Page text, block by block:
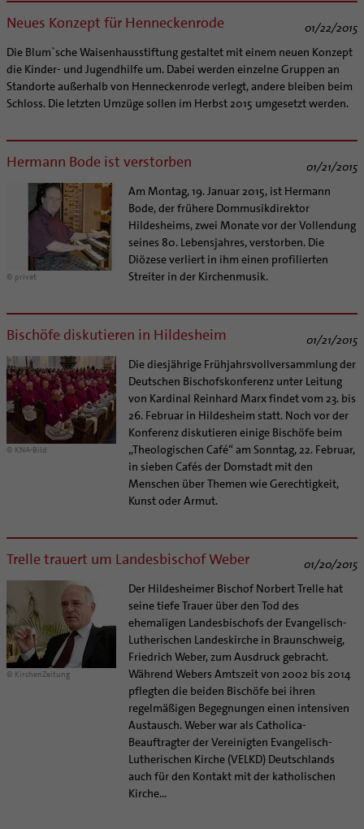
Ehe - Familie - Geschlechtergerechtigkeit
Notfall
Polizei- und Feuerwehr
Schule
Veranstaltungen
Supervision
Coaching
Aufbrüche in der Kirche
Ehrenamtliche
KirchenZeitung online
Neues Konzept für Henneckenrode
01/22/2015
Die Blum`sche Waisenhausstiftung gestaltet mit einem neuen Konzept
die Kinder- und Jugendhilfe um. Dabei werden einzelne Gruppen an
Standorte außerhalb von Henneckenrode verlegt, andere bleiben beim
Schloss. Die letzten Umzüge sollen im Herbst 2015 umgesetzt werden.
Hermann Bode ist verstorben 01/21/2015
© privat
Am Montag, 19. Januar 2015, ist Hermann
Bode, der frühere Dommusikdirektor
Hildesheims, zwei Monate vor der Vollendung
seines 80. Lebensjahres, verstorben. Die
Diözese verliert in ihm einen profilierten
Streiter in der Kirchenmusik.
Bischöfe diskutieren in Hildesheim 01/21/2015
© KNA-Bild
Die diesjährige Frühjahrsvollversammlung der
Deutschen Bischofskonferenz unter Leitung
von Kardinal Reinhard Marx findet vom 23. bis
26. Februar in Hildesheim statt. Noch vor der
Konferenz diskutieren einige Bischöfe beim
„Theologischen Café“ am Sonntag, 22. Februar,
in sieben Cafés der Domstadt mit den
Menschen über Themen wie Gerechtigkeit,
Kunst oder Armut.
Trelle trauert um Landesbischof Weber 01/20/2015
© KirchenZeitung
Der Hildesheimer Bischof Norbert Trelle hat
seine tiefe Trauer über den Tod des
ehemaligen Landesbischofs der Evangelisch-
Lutherischen Landeskirche in Braunschweig,
Friedrich Weber, zum Ausdruck gebracht.
Während Webers Amtszeit von 2002 bis 2014
pflegten die beiden Bischöfe bei ihren
regelmäßigen Begegnungen einen intensiven
Austausch. Weber war als Catholica-
Beauftragter der Vereinigten Evangelisch-
Lutherischen Kirche (VELKD) Deutschlands
auch für den Kontakt mit der katholischen
Kirche...